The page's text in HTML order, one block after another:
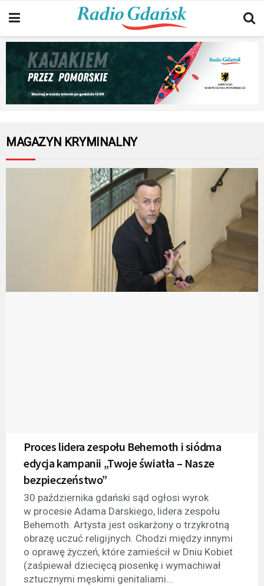
MAGAZYN KRYMINALNY
Proces lidera zespołu Behemoth i siódma
edycja kampanii „Twoje światła – Nasze
bezpieczeństwo”
30 października gdański sąd ogłosi wyrok
w procesie Adama Darskiego, lidera zespołu
Behemoth. Artysta jest oskarżony o trzykrotną
obrazę uczuć religijnych. Chodzi między innymi
o oprawę życzeń, które zamieścił w Dniu Kobiet
(zaśpiewał dziecięcą piosenkę i wymachiwał
sztucznymi męskimi genitaliami...